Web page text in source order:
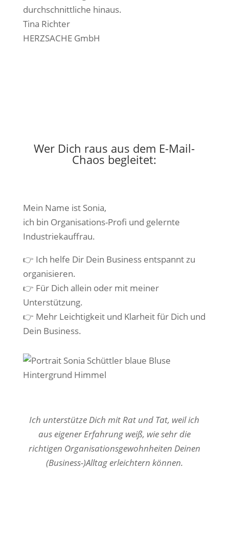
durchschnittliche hinaus.
Tina Richter
HERZSACHE GmbH
Wer Dich raus aus dem E-Mail-
Chaos begleitet:
Mein Name ist Sonia,
ich bin Organisations-Profi und gelernte
Industriekauffrau.
👉 Ich helfe Dir Dein Business entspannt zu
organisieren.
👉 Für Dich allein oder mit meiner
Unterstützung.
👉 Mehr Leichtigkeit und Klarheit für Dich und
Dein Business.
Ich unterstütze Dich mit Rat und Tat, weil ich
aus eigener Erfahrung weiß, wie sehr die
richtigen Organisationsgewohnheiten Deinen
(Business-)Alltag erleichtern können.